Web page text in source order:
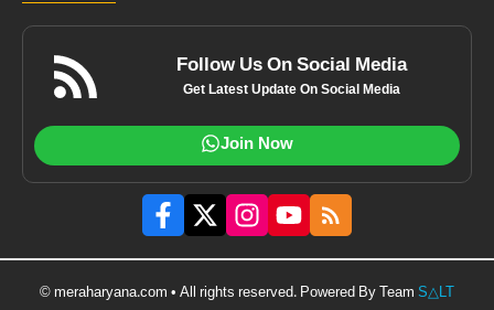
Follow Us On Social Media
Get Latest Update On Social Media
Join Now
© meraharyana.com • All rights reserved. Powered By Team S△LT